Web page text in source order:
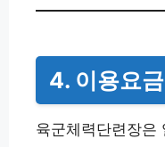
4. 이용요
육군체력단련장은